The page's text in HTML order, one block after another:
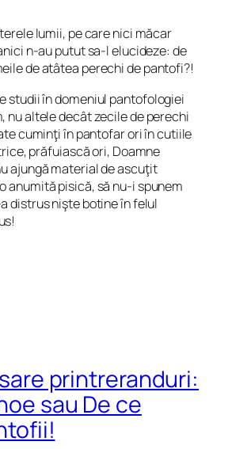
lumii, pe care nici măcar
n-au putut sa-l elucideze: de
de atâtea perechi de pantofi?!
studii în domeniul pantofologiei
nu altele decât zecile de perechi
cuminţi în pantofar ori în cutiile
prăfuiască ori, Doamne
ajungă material de ascuţit
anumită pisică, să nu-i spunem
distrus nişte botine în felul
printreranduri:
sau De ce